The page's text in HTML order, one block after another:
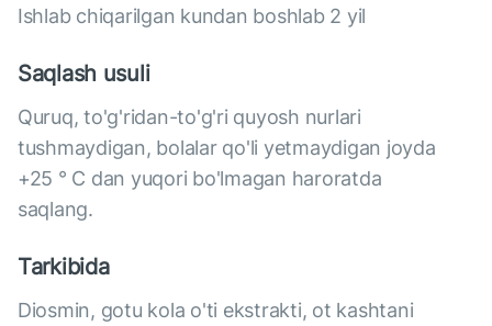
Ishlab chiqarilgan kundan boshlab 2 yil
Saqlash usuli
Quruq, to'g'ridan-to'g'ri quyosh nurlari
tushmaydigan, bolalar qo'li yetmaydigan joyda
+25 ° C dan yuqori bo'lmagan haroratda
saqlang.
Tarkibida
Diosmin, gotu kola o'ti ekstrakti, ot kashtani